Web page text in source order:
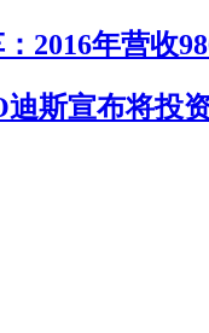
2016年营收
迪斯宣布将投